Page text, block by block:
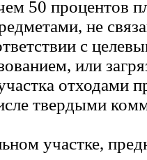
50 процентов
не
с
или
отходами
твердыми
участке,